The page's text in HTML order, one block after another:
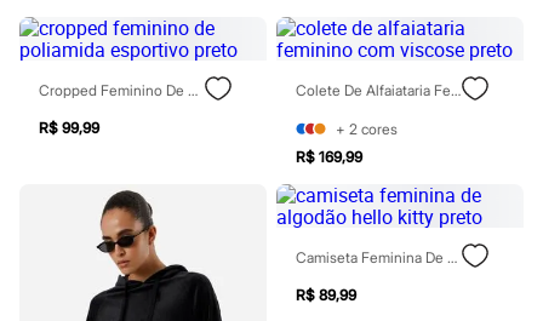
Acessórios
Blusas
Calçados
Leggings
Tops
Cintas e Modeladores
Sutiãs e Tops
Moda praia
Biquínis
Cropped Feminino De Poliamida Esportivo Preto
R$ 99,99
Colete De Alfaiataria Feminino Com Viscose Preto
+ 2 cores
R$ 169,99
Camiseta Feminina De Algodão Hello Kitty Preto
R$ 89,99